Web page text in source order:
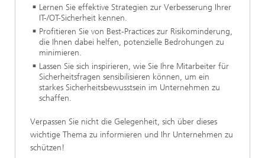
Lernen Sie effektive Strategien zur Verbesserung Ihrer
IT-/OT-Sicherheit kennen.
Profitieren Sie von Best-Practices zur Risikominderung,
die Ihnen dabei helfen, potenzielle Bedrohungen zu
minimieren.
Lassen Sie sich inspirieren, wie Sie Ihre Mitarbeiter für
Sicherheitsfragen sensibilisieren können, um ein
starkes Sicherheitsbewusstsein im Unternehmen zu
schaffen.
Verpassen Sie nicht die Gelegenheit, sich über dieses
wichtige Thema zu informieren und Ihr Unternehmen zu
schützen!